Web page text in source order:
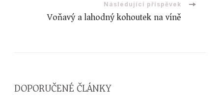
Následující příspěvek
Voňavý a lahodný kohoutek na víně
DOPORUČENÉ ČLÁNKY